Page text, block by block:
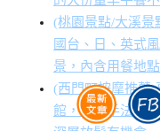
(桃園景點/大溪景
國台、日、英式
景，內含用餐地點
(西門町按摩推薦)
館，師傅手法穩